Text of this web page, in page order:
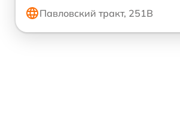
Павловский тракт, 251В